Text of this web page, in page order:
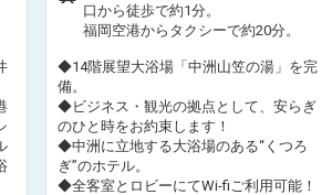
口から徒歩で約1分。
福岡空港からタクシーで約20分。
◆14階展望大浴場「中洲山笠の湯」を完
備。
◆ビジネス・観光の拠点として、安らぎ
のひと時をお約束します！
◆中洲に立地する大浴場のある“くつろ
ぎ”のホテル。
◆全客室とロビーにてWi-fiご利用可能！